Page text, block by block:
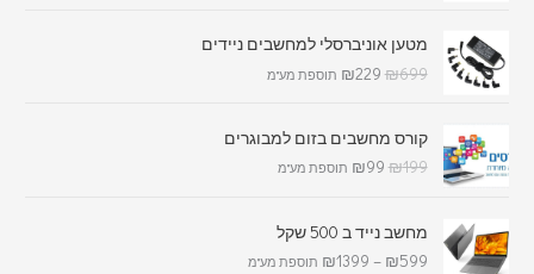
מטען אוניברסלי למחשבים ניידים
₪699
₪229 תוספת מע"מ
קורס מחשבים בזום למבוגרים
₪199
₪99 תוספת מע"מ
מחשב נייד ב 500 שקל
₪599
–
₪1399 תוספת מע"מ